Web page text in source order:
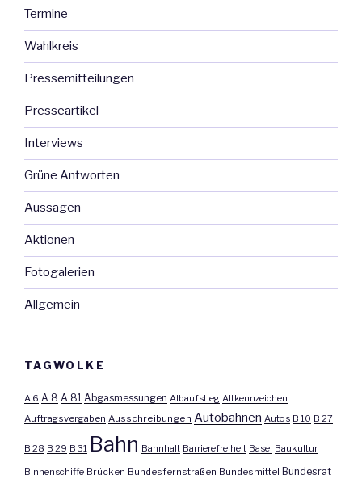
Termine
Wahlkreis
Pressemitteilungen
Presseartikel
Interviews
Grüne Antworten
Aussagen
Aktionen
Fotogalerien
Allgemein
TAGWOLKE
A 6 A 8 A 81 Abgasmessungen Albaufstieg Altkennzeichen
Auftragsvergaben Ausschreibungen Autobahnen Autos B 10 B 27
B 28 B 29 B 31 Bahn Bahnhalt Barrierefreiheit Basel Baukultur
Binnenschiffe Brücken Bundesfernstraßen Bundesmittel Bundesrat